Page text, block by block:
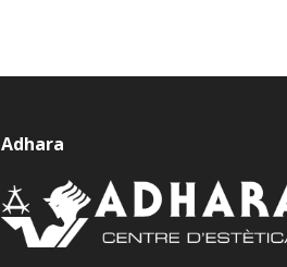
Adhara